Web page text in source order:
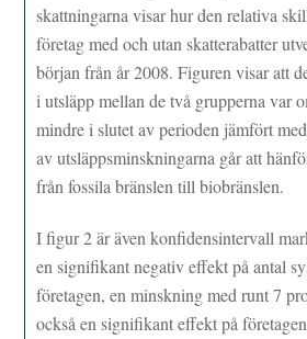
skattningarna visar hur den relativa
företag med och utan skatterabatter
början från år 2008. Figuren visar att
i utsläpp mellan de två grupperna var
mindre i slutet av perioden jämfört
av utsläppsminskningarna går att
från fossila bränslen till biobränslen.
I figur 2 är även konfidensintervall
en signifikant negativ effekt på antal
företagen, en minskning med runt 7
också en signifikant effekt på